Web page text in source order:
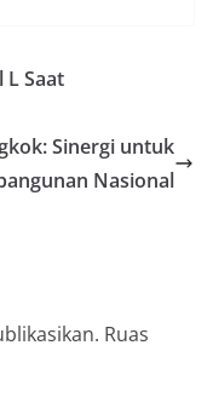
L Saat
Sinergi untuk
Nasional
Ruas